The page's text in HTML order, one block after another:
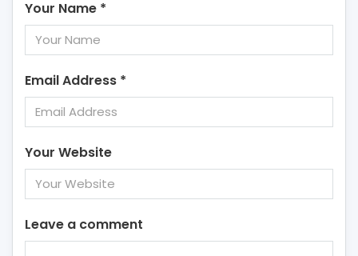
Your Name *
Email Address *
Your Website
Leave a comment